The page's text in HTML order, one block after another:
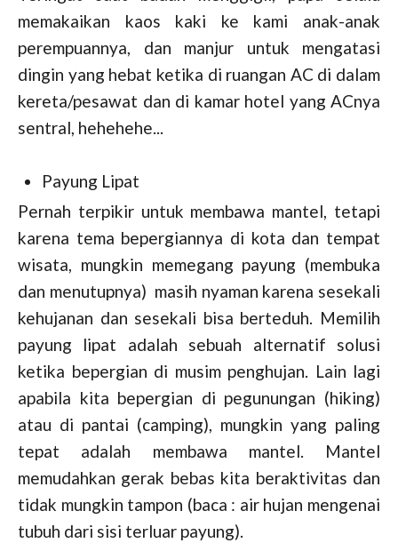
memakaikan kaos kaki ke kami anak-anak
perempuannya, dan manjur untuk mengatasi
dingin yang hebat ketika di ruangan AC di dalam
kereta/pesawat dan di kamar hotel yang ACnya
sentral, hehehehe...
Payung Lipat
Pernah terpikir untuk membawa mantel, tetapi
karena tema bepergiannya di kota dan tempat
wisata, mungkin memegang payung (membuka
dan menutupnya) masih nyaman karena sesekali
kehujanan dan sesekali bisa berteduh. Memilih
payung lipat adalah sebuah alternatif solusi
ketika bepergian di musim penghujan. Lain lagi
apabila kita bepergian di pegunungan (hiking)
atau di pantai (camping), mungkin yang paling
tepat adalah membawa mantel. Mantel
memudahkan gerak bebas kita beraktivitas dan
tidak mungkin tampon (baca : air hujan mengenai
tubuh dari sisi terluar payung).